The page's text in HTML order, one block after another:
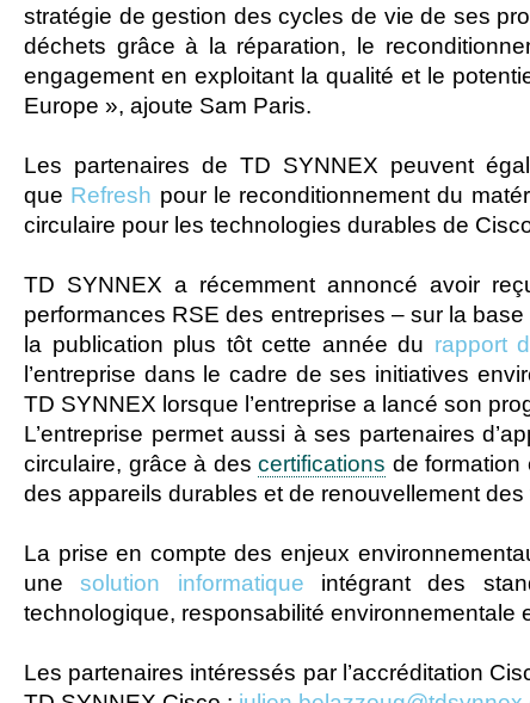
stratégie de gestion des cycles de vie de ses
déchets grâce à la réparation, le
engagement en exploitant la qualité et le
Europe », ajoute Sam Paris.
Les partenaires de TD SYNNEX peuvent
que Refresh pour le reconditionnement du
circulaire pour les technologies durables de
TD SYNNEX a récemment annoncé avoir
performances RSE des entreprises – sur la
la publication plus tôt cette année du rapport
l’entreprise dans le cadre de ses initiatives
TD SYNNEX lorsque l’entreprise a lancé son
L’entreprise permet aussi à ses partenaires
circulaire, grâce à descertifications de formation
des appareils durables et de renouvellement
La prise en compte des enjeux
unesolution informatique intégrant des
technologique, responsabilité
Les partenaires intéressés par l’accréditation